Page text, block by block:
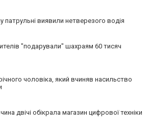
патрульні виявили нетверезого водія
"подарували" шахраям 60 тисяч
чоловіка, який вчиняв насильство
двічі обікрала магазин цифрової техніки